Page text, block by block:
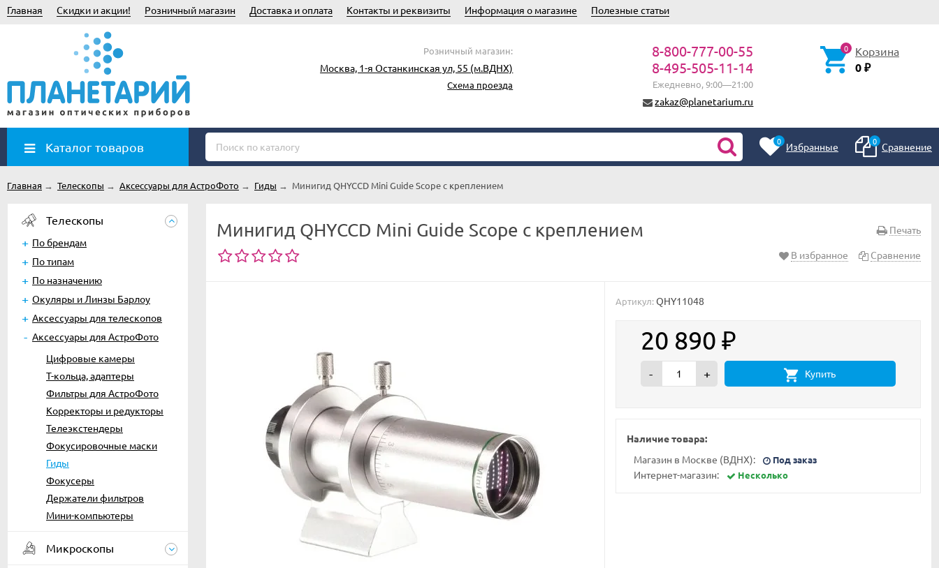
Главная Скидки и акции! Розничный магазин Доставка и оплата Контакты и реквизиты Информация о магазине Полезные статьи
Розничный магазин:
Москва, 1-я Останкинская ул, 55 (м.ВДНХ)
Схема проезда
8-800-777-00-55
8-495-505-11-14
Ежедневно, 9:00—21:00
zakaz@planetarium.ru
0 Корзина
0 ₽
Каталог товаров 0 Избранные 0 Сравнение
Главная → Телескопы → Аксессуары для АстроФото → Гиды → Минигид QHYCCD Mini Guide Scope с креплением
Телескопы
По брендам
По типам
По назначению
Окуляры и Линзы Барлоу
Аксессуары для телескопов
Аксессуары для АстроФото
Цифровые камеры
Т-кольца, адаптеры
Фильтры для АстроФото
Корректоры и редукторы
Телеэкстендеры
Фокусировочные маски
Гиды
Фокусеры
Держатели фильтров
Мини-компьютеры
Микроскопы
Печать
Минигид QHYCCD Mini Guide Scope с креплением
В избранное Сравнение
Артикул: QHY11048
20 890 ₽
- + Купить
Наличие товара:
Магазин в Москве (ВДНХ):
Под заказ
Интернет-магазин: Несколько